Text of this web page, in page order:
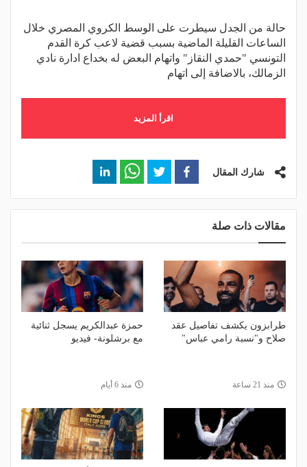
حالة من الجدل سيطرت على الوسط الكروي المصري خلال
الساعات القليلة الماضية بسبب قضية لاعب كرة القدم
التونسي "حمدي النقاز" واتهام البعض له بخداع ادارة نادي
الزمالك، بالاضافة إلى اتهام
اقرأ المزيد
شارك المقال
مقالات ذات صلة
طرابزون يكشف تفاصيل عقد
صلاح و"نسبة رامي عباس"
منذ 21 ساعة
حمزة عبدالكريم يسجل ثنائية
مع برشلونة- فيديو
منذ 6 أيام